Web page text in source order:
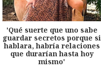
'Qué suerte que uno sabe
guardar secretos porque si
hablara, habría relaciones
que durarían hasta hoy
mismo'